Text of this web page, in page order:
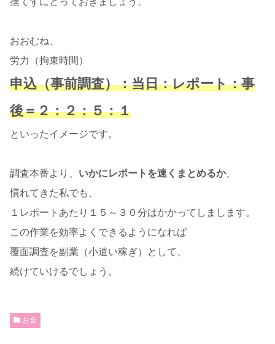
おおむね、
労力（拘束時間）
申込（事前調査）：当日：レポート：事
後＝２：２：５：１
といったイメージです。
調査本番より、 いかにレポートを速くまとめるか、
慣れてきた私でも、
１レポートあたり１５～３０分はかかってしまします。
この作業を効率よくできるようになれば
覆面調査を副業（小遣い稼ぎ）として、
続けていけるでしょう。
お金